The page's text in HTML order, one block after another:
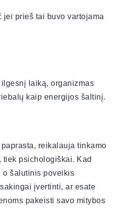
prieš tai buvo vartojama
laiką, organizmas
kaip energijos šaltinį.
reikalauja tinkamo
psichologiškai. Kad
o šalutinis poveikis
įvertinti, ar esate
pakeisti savo mitybos